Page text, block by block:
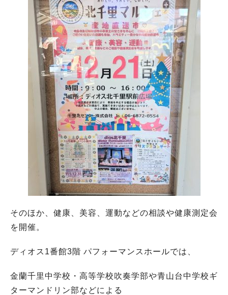
そのほか、健康、美容、運動などの相談や健康測定会
を開催。
ディオス1番館3階 パフォーマンスホールでは、
金蘭千里中学校・高等学校吹奏学部や青山台中学校ギ
ターマンドリン部などによる